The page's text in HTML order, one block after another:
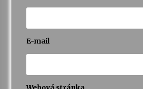
E-mail